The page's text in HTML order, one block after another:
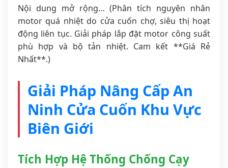
Nội dung mở rộng… (Phân tích nguyên nhân
motor quá nhiệt do cửa cuốn chợ, siêu thị hoạt
động liên tục. Giải pháp lắp đặt motor công suất
phù hợp và bộ tản nhiệt. Cam kết **Giá Rẻ
Nhất**.)
Giải Pháp Nâng Cấp An
Ninh Cửa Cuốn Khu Vực
Biên Giới
Tích Hợp Hệ Thống Chống Cạy